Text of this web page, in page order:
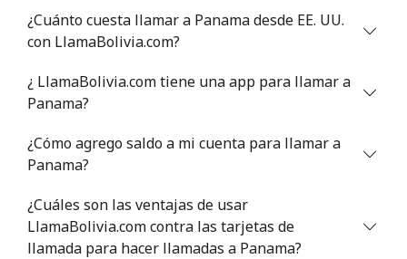
Poland
Línea fija ⁦1.5¢⁩ 665 min por ⁦$10⁩
Portugal
Línea fija ⁦1.5¢⁩ 665 min por ⁦$10⁩
¿Cuánto cuesta llamar a Panama desde EE. UU.
con LlamaBolivia.com?
¿ LlamaBolivia.com tiene una app para llamar a
Panama?
¿Cómo agrego saldo a mi cuenta para llamar a
Panama?
¿Cuáles son las ventajas de usar
LlamaBolivia.com contra las tarjetas de
llamada para hacer llamadas a Panama?